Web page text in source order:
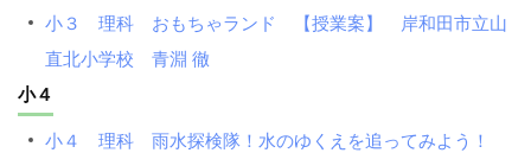
小３ 理科 おもちゃランド 【授業案】 岸和田市立山
直北小学校 青淵 徹
小４
小４ 理科 雨水探検隊！水のゆくえを追ってみよう！